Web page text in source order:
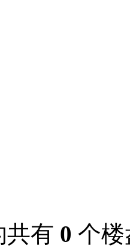
共有 0 个楼